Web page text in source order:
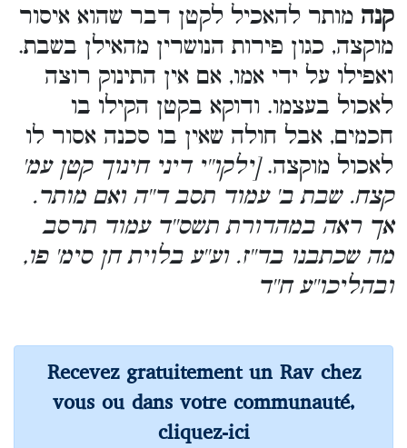
קנה מותר להאכיל לקטן דבר שהוא איסור
מוקצה, כגון פירות הנושרין מהאילן בשבת.
ואפילו על ידי אמו, אם אין התינוק רוצה
לאכול בעצמו. ודוקא בקטן הקילו בו
חכמים, אבל חולה שאין בו סכנה אסור לו
לאכול מוקצה.[ילקו''י דיני חינוך קטן עמ'
קצח. שבת ב' עמוד תסב ד''ה ואם מותר.
אך ראה במהדורת תשס''ד עמוד תרסב
מה שכתבנו בד''ז. וע''ע בלוית חן סימ' פו,
ובהליכו''ע ח''ד
Recevez gratuitement un Rav chez
vous ou dans votre communauté,
cliquez-ici